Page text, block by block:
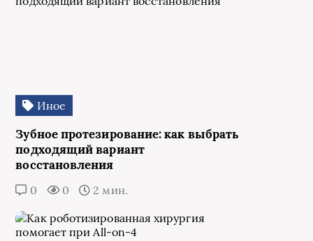
Иное
Зубное протезирование: как выбрать
подходящий вариант
восстановления
0 0 2 мин.